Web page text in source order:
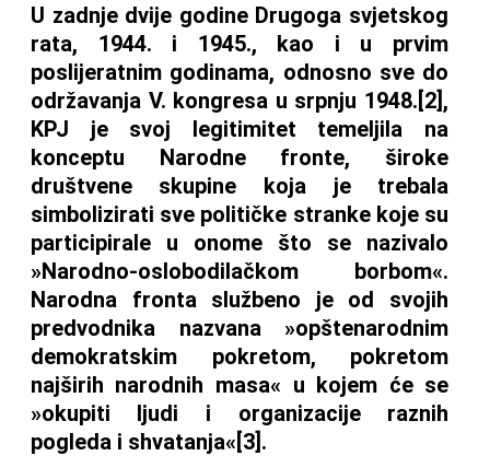
U zadnje dvije godine Drugoga svjetskog
rata, 1944. i 1945., kao i u prvim
poslijeratnim godinama, odnosno sve do
održavanja V. kongresa u srpnju 1948.[2],
KPJ je svoj legitimitet temeljila na
konceptu Narodne fronte, široke
društvene skupine koja je trebala
simbolizirati sve političke stranke koje su
participirale u onome što se nazivalo
»Narodno-oslobodilačkom borbom«.
Narodna fronta službeno je od svojih
predvodnika nazvana »opštenarodnim
demokratskim pokretom, pokretom
najširih narodnih masa« u kojem će se
»okupiti ljudi i organizacije raznih
pogleda i shvatanja«[3].